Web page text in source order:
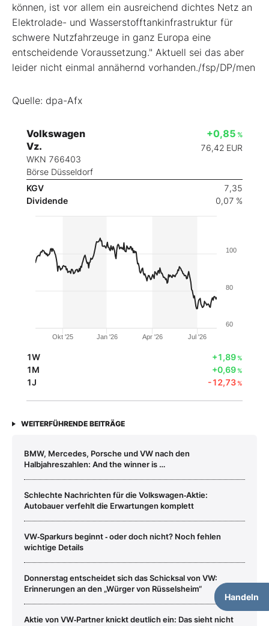
können, ist vor allem ein ausreichend dichtes Netz an
Elektrolade- und Wasserstofftankinfrastruktur für
schwere Nutzfahrzeuge in ganz Europa eine
entscheidende Voraussetzung." Aktuell sei das aber
leider nicht einmal annähernd vorhanden./fsp/DP/men
Quelle: dpa-Afx
Volkswagen
Vz.
WKN 766403
Börse Düsseldorf
+0,85 %
76,42 EUR
KGV
7,35
Dividende
0,07 %
Handeln
Okt '25 Jan '26 Apr '26 Jul '26
60
80
100
1W +1,89%
1M +0,69%
1J -12,73%
WEITERFÜHRENDE BEITRÄGE
BMW, Mercedes, Porsche und VW nach den
Halbjahreszahlen: And the winner is …
Schlechte Nachrichten für die Volkswagen‑Aktie:
Autobauer verfehlt die Erwartungen komplett
VW‑Sparkurs beginnt ‑ oder doch nicht? Noch fehlen
wichtige Details
Donnerstag entscheidet sich das Schicksal von VW:
Erinnerungen an den „Würger von Rüsselsheim“
Aktie von VW‑Partner knickt deutlich ein: Das sieht nicht